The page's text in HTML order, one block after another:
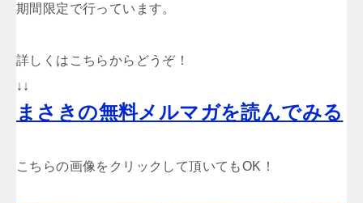
期間限定で行っています。
詳しくはこちらからどうぞ！
↓↓
まさきの無料メルマガを読んでみる
こちらの画像をクリックして頂いてもOK！